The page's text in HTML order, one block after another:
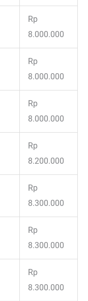
Rp
8.000.000
Rp
8.000.000
Rp
8.000.000
Rp
8.200.000
Rp
8.300.000
Rp
8.300.000
Rp
8.300.000